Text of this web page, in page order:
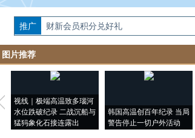
如需刊登转载请点击右侧按钮，提交相关信息。经确
推广 财新会员积分兑好礼
图片推荐
视线｜极端高温致多瑙河
水位跌破纪录 二战沉船与
猛犸象化石接连露出
韩国高温创百年纪录 当局
警告停止一切户外活动